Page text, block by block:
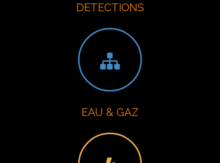
DETECTIONS
EAU & GAZ